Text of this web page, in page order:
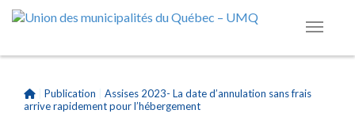
Publication
Assises 2023- La date d’annulation sans frais
arrive rapidement pour l’hébergement